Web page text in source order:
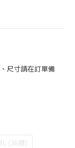
尺寸請在訂單備
(36腰)